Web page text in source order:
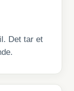
Det tar et